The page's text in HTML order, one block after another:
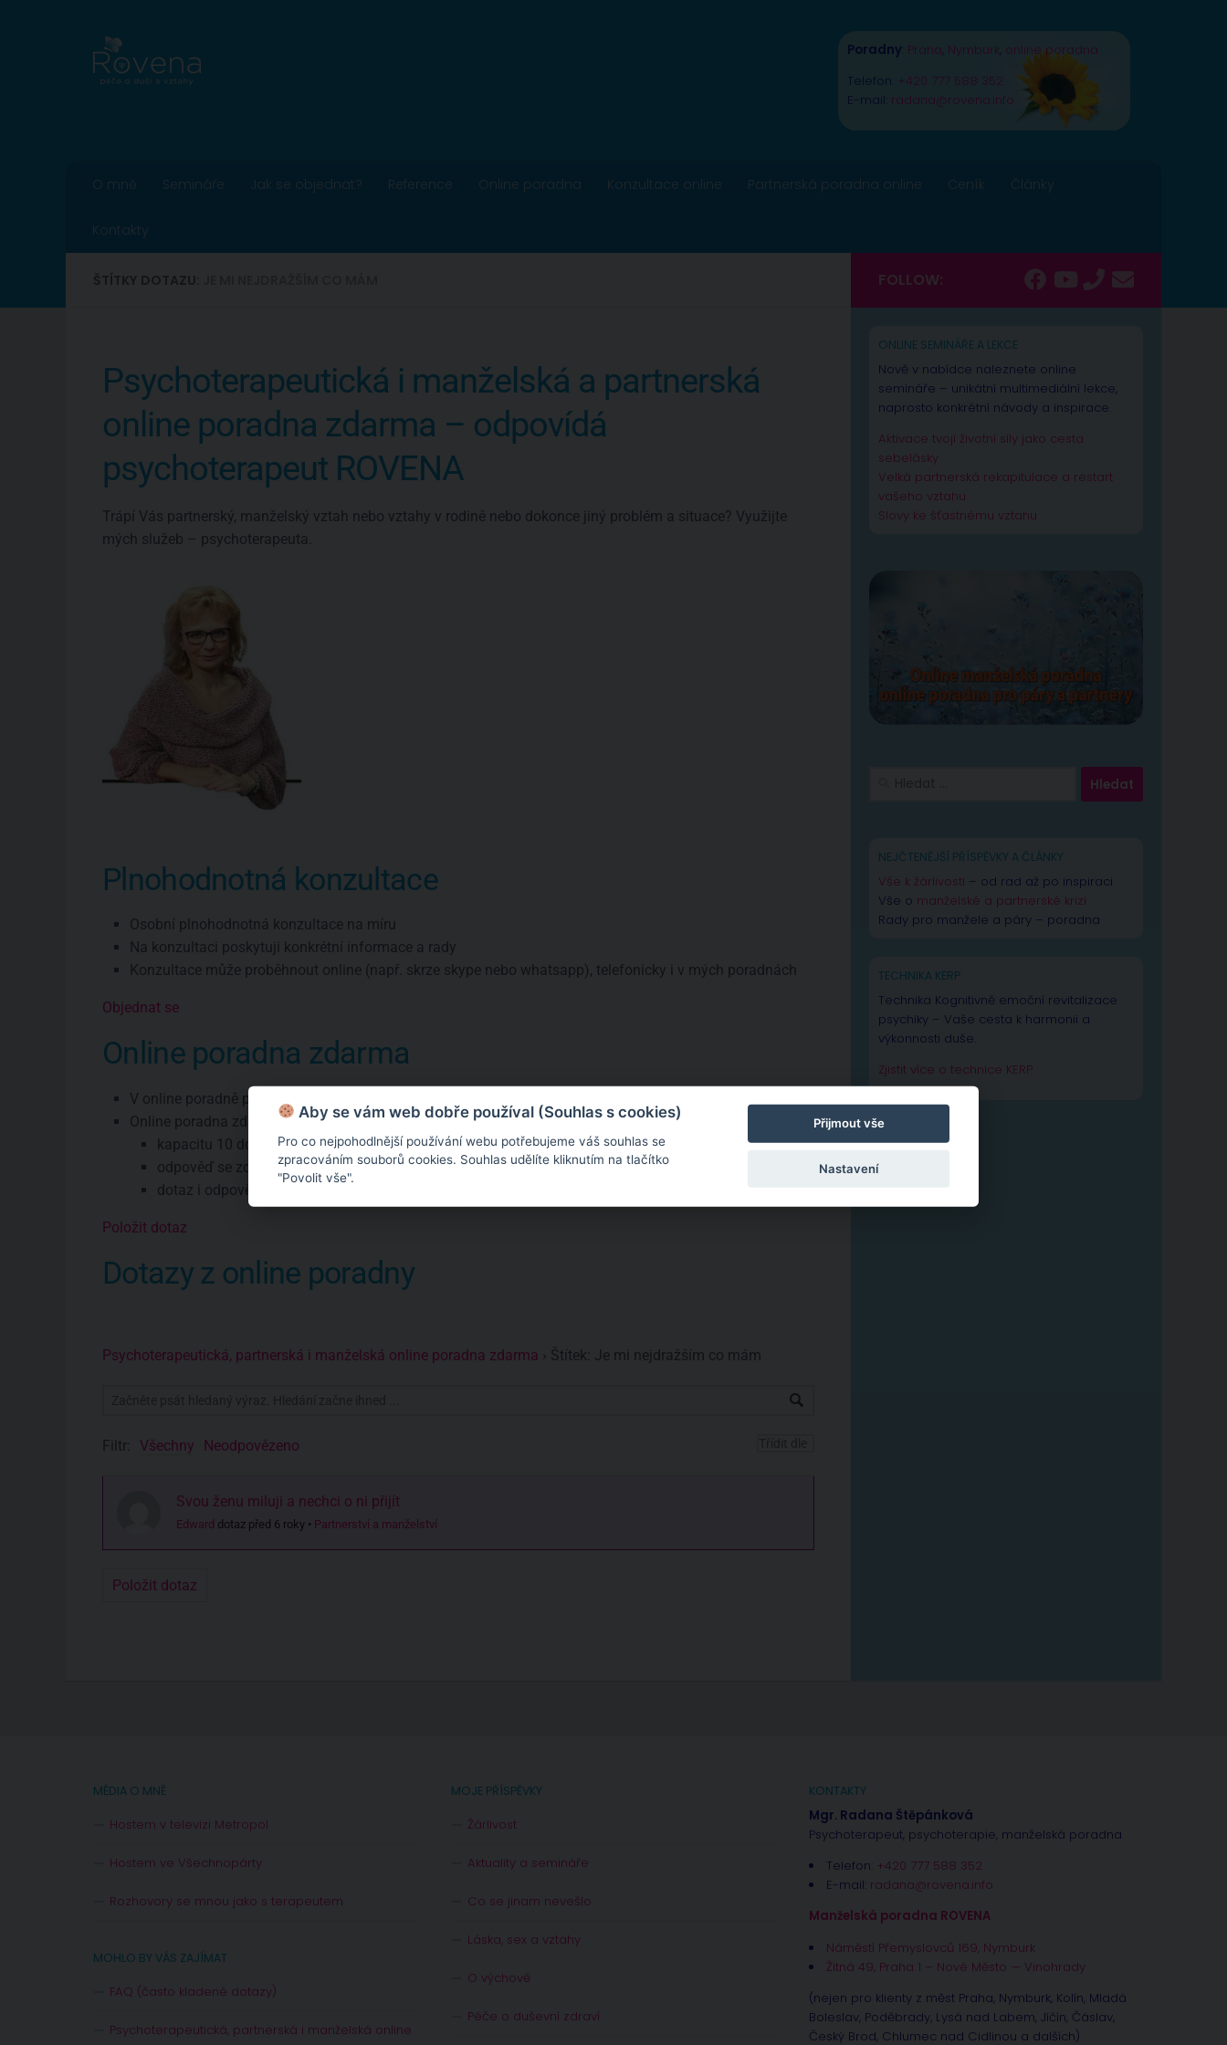
Poradny Praha Nymburk online poradna
Telefon: +420 777 588 352
E-mail: radana@rovena.info
O mně Semináře Jak se objednat? Reference Online poradna Konzultace online Partnerská poradna online Ceník Články
Kontakty
Psychoterapeutická i manželská a partnerská
online poradna zdarma – odpovídá
psychoterapeut ROVENA
Trápí Vás partnerský, manželský vztah nebo vztahy v rodině nebo dokonce jiný problém a situace? Využijte
mých služeb – psychoterapeuta.
Plnohodnotná konzultace
Osobní plnohodnotná konzultace na míru
Na konzultaci poskytuji konkrétní informace a rady
Konzultace může proběhnout online (např. skrze skype nebo whatsapp), telefonicky i v mých poradnách
Objednat se
Online poradna zdarma
V online poradně poskytuji pouze všeobecné informace
Online poradna zdarma má omezení:
kapacitu 10 dotazů týdně
odpověď se zde objeví zhruba do týdne
dotaz i odpověď budou veřejné
Položit dotaz
Dotazy z online poradny
Psychoterapeutická, partnerská i manželská online poradna zdarma Štítek: Je mi nejdražším co mám
Filtr: Všechny Neodpovězeno
Svou ženu miluji a nechci o ni přijít
Edward dotaz před 6 roky • Partnerství a manželství
Položit dotaz
FOLLOW:
ONLINE SEMINÁŘE A LEKCE
Nově v nabídce naleznete online
semináře – unikátní multimediální lekce,
naprosto konkrétní návody a inspirace.
Aktivace tvojí životní síly jako cesta
sebelásky
Velká partnerská rekapitulace a restart
vašeho vztahu
Slovy ke šťastnému vztahu
NEJČTENĚJŠÍ PŘÍSPĚVKY A ČLÁNKY
Vše k žárlivosti – od rad až po inspiraci
Vše o manželské a partnerské krizi
Rady pro manžele a páry – poradna
TECHNIKA KERP
Technika Kognitivně emoční revitalizace
psychiky – Vaše cesta k harmonii a
výkonnosti duše.
Zjistit více o technice KERP
MÉDIA O MNĚ
Hostem v televizi Metropol
Hostem ve Všechnopárty
Rozhovory se mnou jako s terapeutem
MOHLO BY VÁS ZAJÍMAT
FAQ (často kladené dotazy)
Psychoterapeutická, partnerská i manželská online
MOJE PŘÍSPĚVKY
Žárlivost
Aktuality a semináře
Co se jinam nevešlo
Láska, sex a vztahy
O výchově
Péče o duševní zdraví
KONTAKTY
Mgr. Radana Štěpánková
Psychoterapeut, psychoterapie, manželská poradna
Telefon: +420 777 588 352
E-mail: radana@rovena.info
Manželská poradna ROVENA
Náměstí Přemyslovců 169, Nymburk
Žitná 49, Praha 1 – Nové Město — Vinohrady
(nejen pro klienty z měst Praha, Nymburk, Kolín, Mladá
Boleslav, Poděbrady, Lysá nad Labem, Jíčín, Čáslav,
Český Brod, Chlumec nad Cidlinou a dalších)
Aby se vám web dobře používal (Souhlas s cookies)
Pro co nejpohodlnější používání webu potřebujeme váš souhlas se
zpracováním souborů cookies. Souhlas udělíte kliknutím na tlačítko
"Povolit vše".
Přijmout vše
Nastavení